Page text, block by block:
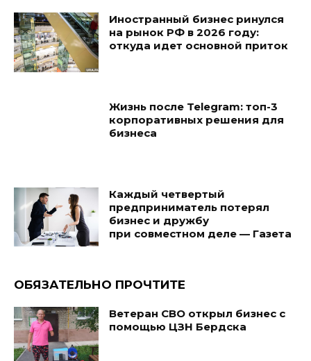
Иностранный бизнес ринулся
на рынок РФ в 2026 году:
откуда идет основной приток
Жизнь после Telegram: топ-3
корпоративных решения для
бизнеса
Каждый четвертый
предприниматель потерял
бизнес и дружбу
при совместном деле — Газета
ОБЯЗАТЕЛЬНО ПРОЧТИТЕ
Ветеран СВО открыл бизнес с
помощью ЦЗН Бердска